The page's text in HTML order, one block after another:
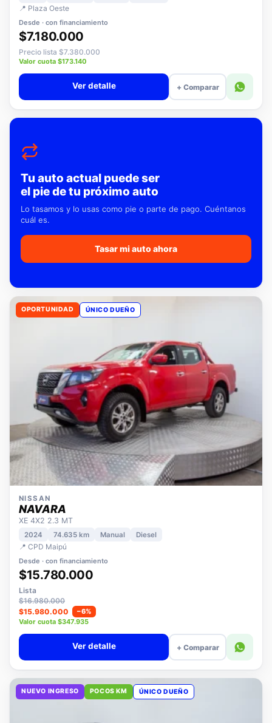
2021 58.838 km
📍 Plaza Oeste
Desde · con financiamiento
$7.180.000
Precio lista $7.380.000
Valor cuota $173.140
+ Comparar
Tu auto actual puede ser
el pie de tu próximo auto
Lo tasamos y lo usas como pie o parte de pago. Cuéntanos
OPORTUNIDAD
NISSAN
NAVARA
XE 4X2 2.3 MT
2024 74.635 km
📍 CPD Maipú
Desde · con financiamiento
$15.780.000
Lista
$16.980.000
$15.980.000
−6%
Valor cuota $347.935
+ Comparar
NUEVO INGRESO POCOS KM